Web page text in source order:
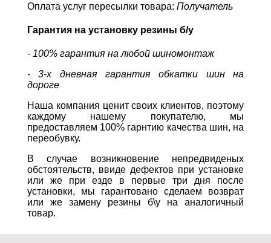
Оплата услуг пересылки товара: Получатель
Гарантия на установку резины б/у
- 100% гарантия на любой шиномонтаж
- 3-х дневная гарантия обкатки шин на
дороге
Наша компания ценит своих клиентов, поэтому
каждому нашему покупателю, мы
предоставляем 100% гарнтию качества шин, на
переобувку.
В случае возникновение непредвиденых
обстоятельств, ввиде дефектов при установке
или же при езде в первые три дня после
установки, мы гарантовано сделаем возврат
или же замену резины б\у на аналогичный
товар.